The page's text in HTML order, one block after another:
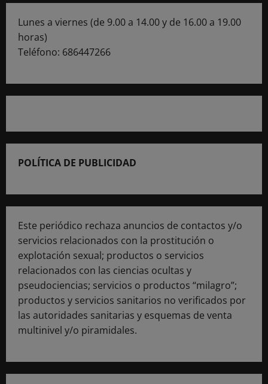
Lunes a viernes (de 9.00 a 14.00 y de 16.00 a 19.00
horas)
Teléfono: 686447266
POLÍTICA DE PUBLICIDAD
Este periódico rechaza anuncios de contactos y/o
servicios relacionados con la prostitución o
explotación sexual; productos o servicios
relacionados con las ciencias ocultas y
pseudociencias; servicios o productos “milagro”;
productos y servicios sanitarios no verificados por
las autoridades sanitarias y esquemas de venta
multinivel y/o piramidales.